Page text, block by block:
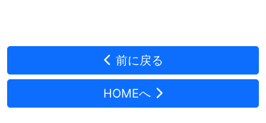
前に戻る
HOMEへ